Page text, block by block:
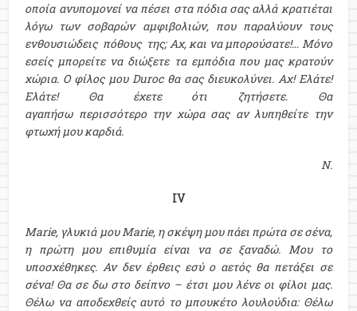
οποία ανυπομονεί να πέσει στα πόδια σας αλλά κρατιέται
λόγω των σοβαρών αμφιβολιών, που παραλύουν τους
ενθουσιώδεις πόθους της; Αχ, και να μπορούσατε!... Μόνο
εσείς μπορείτε να διώξετε τα εμπόδια που μας κρατούν
χώρια. Ο φίλος μου Duroc θα σας διευκολύνει. Αχ! Ελάτε!
Ελάτε! Θα έχετε ότι ζητήσετε. Θα
αγαπήσω περισσότερο την χώρα σας αν λυπηθείτε την
φτωχή μου καρδιά.
Ν.
IV
Marie, γλυκιά μου Marie, η σκέψη μου πάει πρώτα σε σένα,
η πρώτη μου επιθυμία είναι να σε ξαναδώ. Μου το
υποσχέθηκες. Αν δεν έρθεις εσύ ο αετός θα πετάξει σε
σένα! Θα σε δω στο δείπνο – έτσι μου λένε οι φίλοι μας.
Θέλω να αποδεχθείς αυτό το μπουκέτο λουλούδια: Θέλω